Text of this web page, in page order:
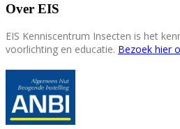
Over EIS
EIS Kenniscentrum Insecten is het
voorlichting en educatie. Bezoek hier